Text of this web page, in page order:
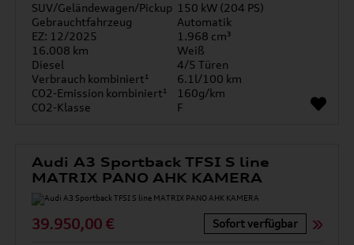
SUV/Geländewagen/Pickup 150 kW (204 PS)
Gebrauchtfahrzeug
Automatik
EZ: 12/2025
1.968 cm³
16.008 km
Weiß
Diesel
4/5 Türen
Verbrauch kombiniert¹
6.1l/100 km
CO2-Emission kombiniert¹
160g/km
CO2-Klasse
F
Audi A3 Sportback TFSI S line
MATRIX PANO AHK KAMERA
39.950,00 € Sofort verfügbar